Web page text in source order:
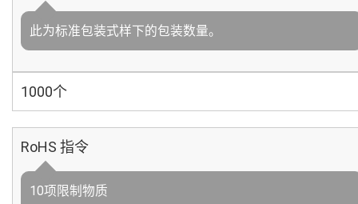
此为标准包装式样下的包装数量。
1000个
RoHS 指令
10项限制物质